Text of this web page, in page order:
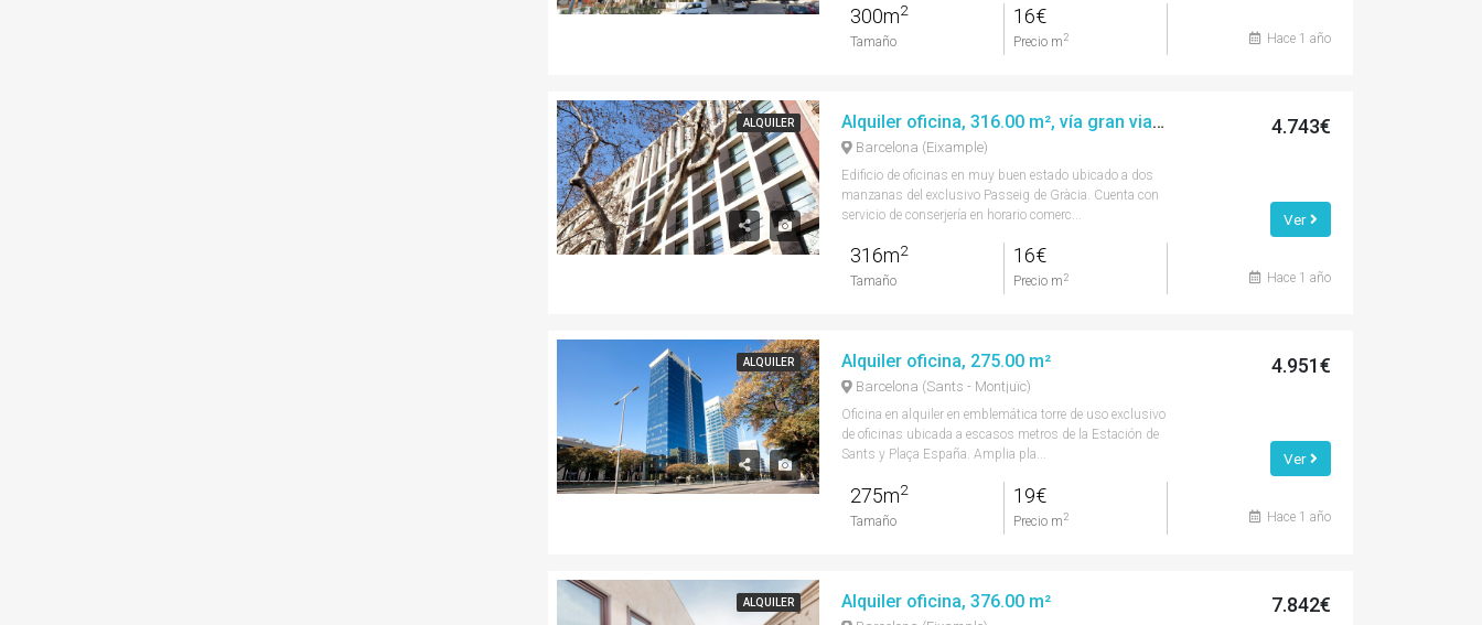
300m2
Tamaño
16€
Precio m 2 Hace 1 año
ALQUILER Alquiler oficina, 316.00 m², vía gran via de les corts catalanes
Barcelona (Eixample)
Edificio de oficinas en muy buen estado ubicado a dos
manzanas del exclusivo Passeig de Gràcia. Cuenta con
servicio de conserjería en horario comerc...
316m2
Tamaño
16€
Precio m 2
4.743€
Ver
Hace 1 año
ALQUILER Alquiler oficina, 275.00 m²
Barcelona (Sants - Montjuïc)
Oficina en alquiler en emblemática torre de uso exclusivo
de oficinas ubicada a escasos metros de la Estación de
Sants y Plaça España. Amplia pla...
275m2
Tamaño
19€
Precio m 2
4.951€
Ver
Hace 1 año
ALQUILER Alquiler oficina, 376.00 m² 7.842€